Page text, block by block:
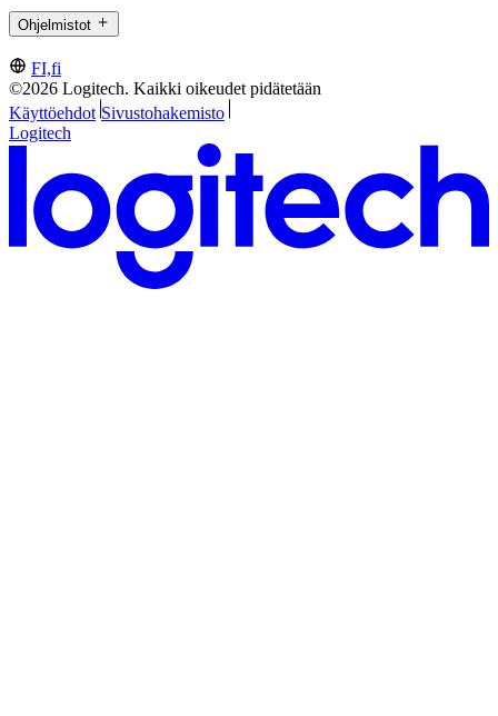
Ohjelmistot
FI,fi
©2026 Logitech. Kaikki oikeudet pidätetään
Käyttöehdot Sivustohakemisto
Logitech